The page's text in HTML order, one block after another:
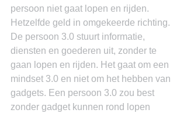
persoon niet gaat lopen en rijden.
Hetzelfde geld in omgekeerde richting.
De persoon 3.0 stuurt informatie,
diensten en goederen uit, zonder te
gaan lopen en rijden. Het gaat om een
mindset 3.0 en niet om het hebben van
gadgets. Een persoon 3.0 zou best
zonder gadget kunnen rond lopen